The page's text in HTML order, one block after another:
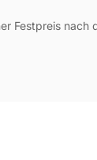
Festpreis nach